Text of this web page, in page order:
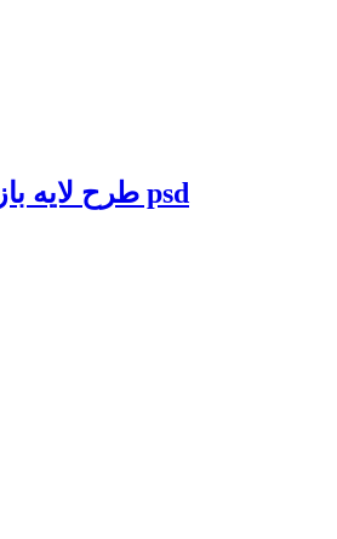
طرح لایه باز آگهی ترحیم پدر psd